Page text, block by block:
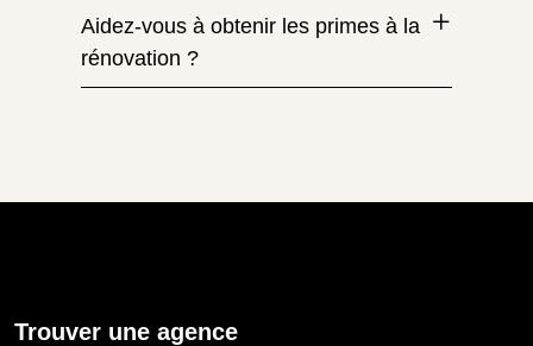
Aidez-vous à obtenir les primes à la
rénovation ?
Trouver une agence